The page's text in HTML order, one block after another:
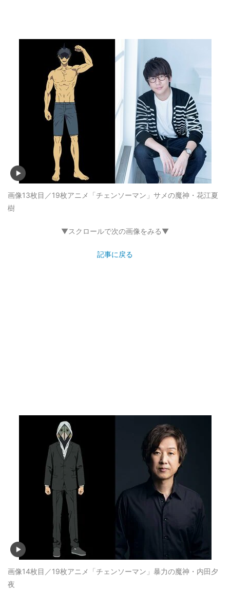
画像13枚目／19枚アニメ「チェンソーマン」サメの魔神・花江夏
樹
▼スクロールで次の画像をみる▼
記事に戻る
画像14枚目／19枚アニメ「チェンソーマン」暴力の魔神・内田夕
夜